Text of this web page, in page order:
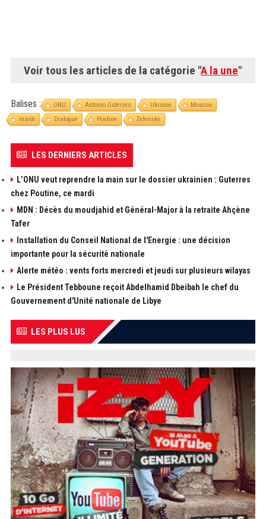
Voir tous les articles de la catégorie "A la une"
Balises : ONU Antonio Guterres Ukraine
Moscou
mardi
Dialogue Poutine Zelensky
LES DERNIERS ARTICLES
L’ONU veut reprendre la main sur le dossier ukrainien : Guterres
chez Poutine, ce mardi
MDN : Décès du moudjahid et Général-Major à la retraite Ahçène
Tafer
Installation du Conseil National de l'Energie : une décision
importante pour la sécurité nationale
Alerte météo : vents forts mercredi et jeudi sur plusieurs wilayas
Le Président Tebboune reçoit Abdelhamid Dbeibah le chef du
Gouvernement d'Unité nationale de Libye
LES PLUS LUS